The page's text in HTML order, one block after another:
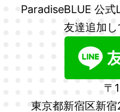
ParadiseBLUE 公
友達追加
〒
東京都新宿区新